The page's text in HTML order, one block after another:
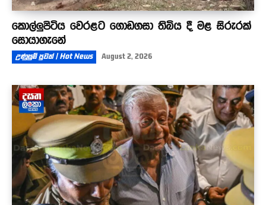
කොල්ලුපිටිය වෙරළට ගොඩගසා තිබිය දී මළ සිරුරක්
සොයාගැනේ
උණුසුම් පුවත් | Hot News August 2, 2026